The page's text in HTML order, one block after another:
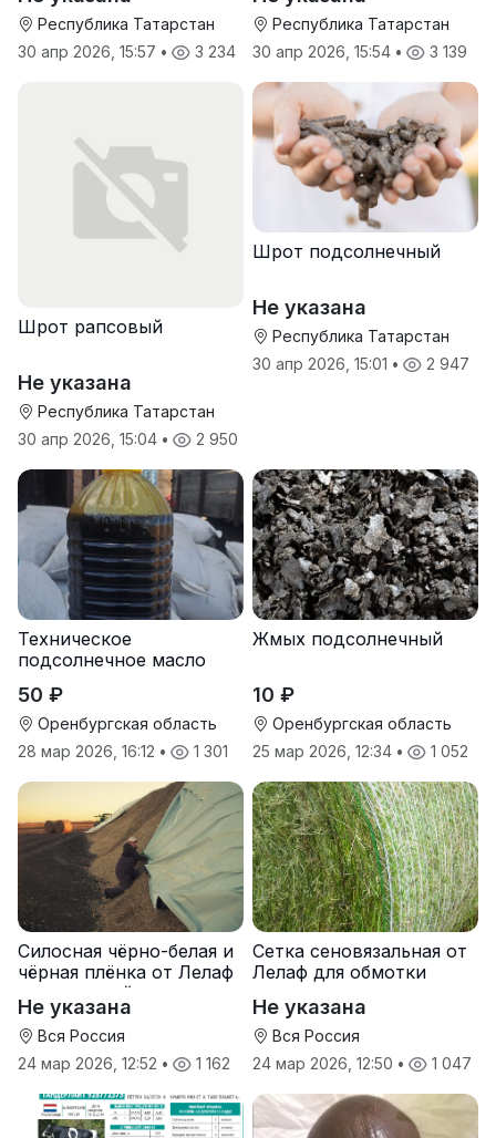
Республика Татарстан
30 апр 2026, 15:57 • 3 234
Республика Татарстан
30 апр 2026, 15:54 • 3 139
Шрот рапсовый
Не указана
Республика Татарстан
30 апр 2026, 15:04 • 2 950
Шрот подсолнечный
Не указана
Республика Татарстан
30 апр 2026, 15:01 • 2 947
Техническое
подсолнечное масло
50 ₽
Оренбургская область
28 мар 2026, 16:12 • 1 301
Жмых подсолнечный
10 ₽
Оренбургская область
25 мар 2026, 12:34 • 1 052
Силосная чёрно-белая и
чёрная плёнка от Лелаф
для траншей и ям
силоса/сенажа
Не указана
Вся Россия
24 мар 2026, 12:52 • 1 162
Сетка сеновязальная от
Лелаф для обмотки
Не указана
Вся Россия
24 мар 2026, 12:50 • 1 047